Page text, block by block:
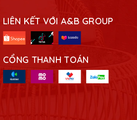
LIÊN KẾT VỚI A&B GROUP
CỔNG THANH TOÁN